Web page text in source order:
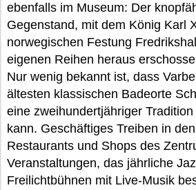
ebenfalls im Museum: Der
Gegenstand, mit dem König Karl
norwegischen Festung
eigenen Reihen heraus
Nur wenig bekannt ist, dass
ältesten klassischen Badeorte
eine zweihundertjähriger
kann. Geschäftiges Treiben in
Restaurants und Shops des
Veranstaltungen, das jährliche
Freilichtbühnen mit Live-Musik